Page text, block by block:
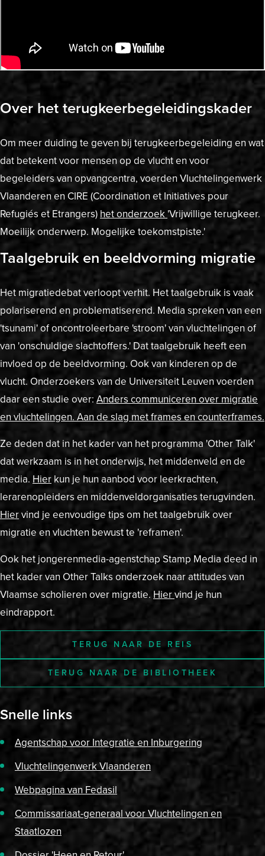
Snelle links
Agentschap voor Integratie en Inburgering
Vluchtelingenwerk Vlaanderen
Webpagina van Fedasil
Commissariaat-generaal voor Vluchtelingen en
Staatlozen
Over het terugkeerbegeleidingskader
Om meer duiding te geven bij terugkeerbegeleiding en wat
dat betekent voor mensen op de vlucht en voor
begeleiders van opvangcentra, voerden Vluchtelingenwerk
Vlaanderen en CIRE (Coordination et Initiatives pour
Refugiés et Etrangers) het onderzoek 'Vrijwillige terugkeer.
Moeilijk onderwerp. Mogelijke toekomstpiste.'
Taalgebruik en beeldvorming migratie
Het migratiedebat verloopt verhit. Het taalgebruik is vaak
polariserend en problematiserend. Media spreken van een
'tsunami' of oncontroleerbare 'stroom' van vluchtelingen of
van 'onschuldige slachtoffers.' Dat taalgebruik heeft een
invloed op de beeldvorming. Ook van kinderen op de
vlucht. Onderzoekers van de Universiteit Leuven voerden
daar een studie over: Anders communiceren over migratie
en vluchtelingen. Aan de slag met frames en counterframes.
Ze deden dat in het kader van het programma 'Other Talk'
dat werkzaam is in het onderwijs, het middenveld en de
media. Hier kun je hun aanbod voor leerkrachten,
lerarenopleiders en middenveldorganisaties terugvinden.
Hiervind je eenvoudige tips om het taalgebruik over
migratie en vluchten bewust te 'reframen'.
Ook het jongerenmedia-agenstchap Stamp Media deed in
het kader van Other Talks onderzoek naar attitudes van
Vlaamse scholieren over migratie. Hiervind je hun
eindrapport.
TERUG NAAR DE REIS
TERUG NAAR DE BIBLIOTHEEK